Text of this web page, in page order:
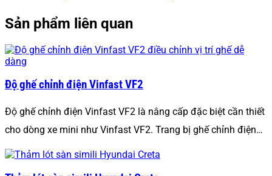
Sản phẩm liên quan
Độ ghế chỉnh điện Vinfast VF2
Độ ghế chỉnh điện Vinfast VF2 là nâng cấp đặc biệt cần thiết
cho dòng xe mini như Vinfast VF2. Trang bị ghế chỉnh điện…